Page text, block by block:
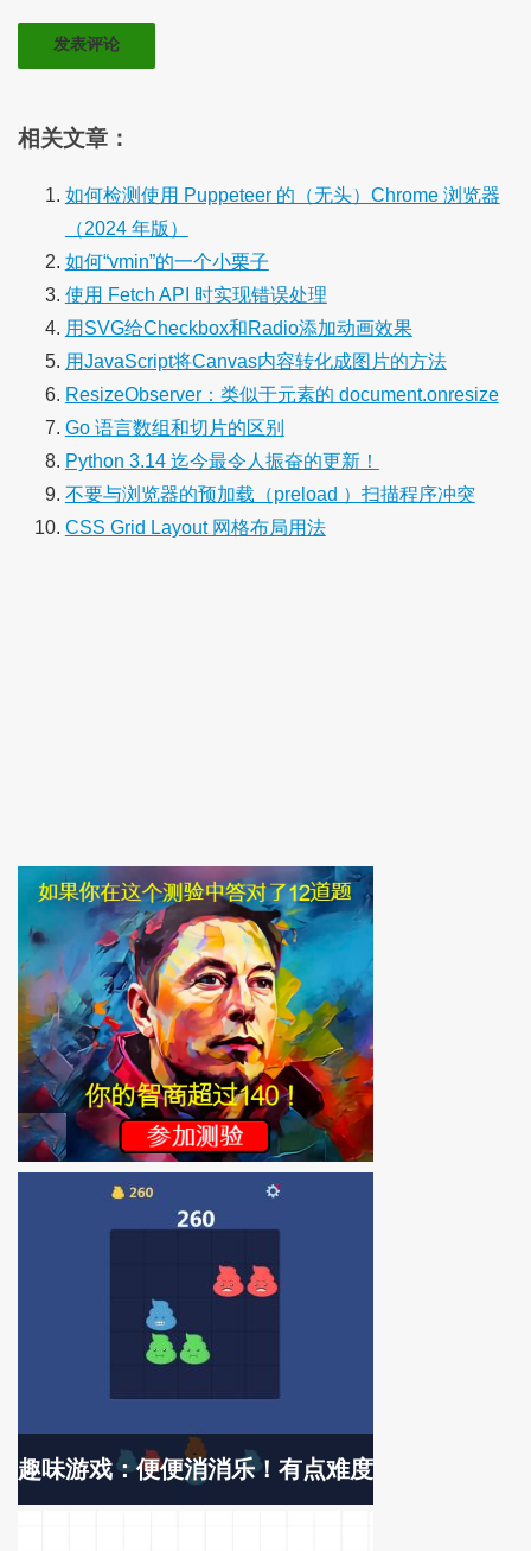
相关文章：
如何检测使用 Puppeteer 的（无头）Chrome 浏览器
（2024 年版）
如何“vmin”的一个小栗子
使用 Fetch API 时实现错误处理
用SVG给Checkbox和Radio添加动画效果
用JavaScript将Canvas内容转化成图片的方法
ResizeObserver：类似于元素的 document.onresize
Go 语言数组和切片的区别
Python 3.14 迄今最令人振奋的更新！
不要与浏览器的预加载（preload ）扫描程序冲突
CSS Grid Layout 网格布局用法
趣味游戏：便便消消乐！有点难度